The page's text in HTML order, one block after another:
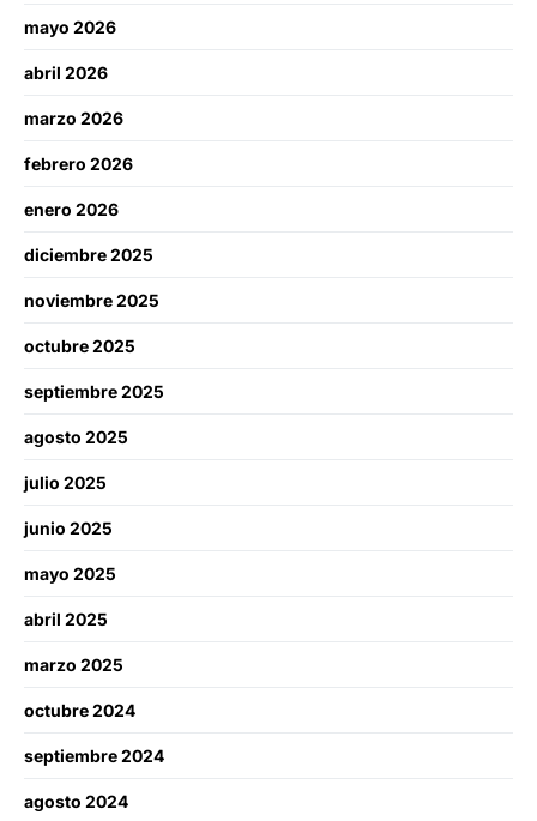
mayo 2026
abril 2026
marzo 2026
febrero 2026
enero 2026
diciembre 2025
noviembre 2025
octubre 2025
septiembre 2025
agosto 2025
julio 2025
junio 2025
mayo 2025
abril 2025
marzo 2025
octubre 2024
septiembre 2024
agosto 2024